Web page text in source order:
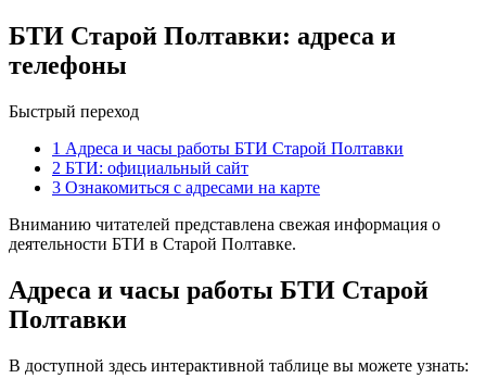
БТИ Старой Полтавки: адреса и
телефоны
Быстрый переход
1 Адреса и часы работы БТИ Старой Полтавки
2 БТИ: официальный сайт
3 Ознакомиться с адресами на карте
Вниманию читателей представлена свежая информация о
деятельности БТИ в Старой Полтавке.
Адреса и часы работы БТИ Старой
Полтавки
В доступной здесь интерактивной таблице вы можете узнать: